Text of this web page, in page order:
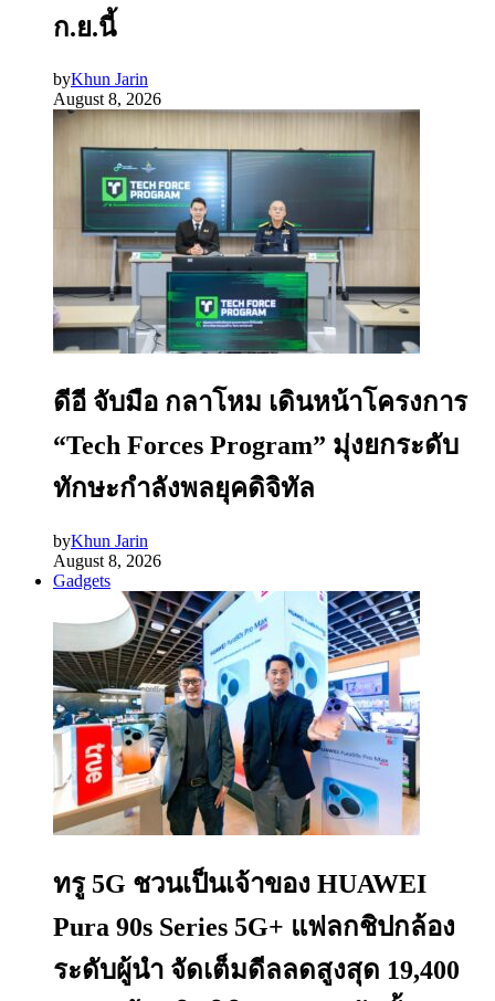
ก.ย.นี้
byKhun Jarin
August 8, 2026
ดีอี จับมือ กลาโหม เดินหน้าโครงการ
“Tech Forces Program” มุ่งยกระดับ
ทักษะกำลังพลยุคดิจิทัล
byKhun Jarin
August 8, 2026
Gadgets
ทรู 5G ชวนเป็นเจ้าของ HUAWEI
Pura 90s Series 5G+ แฟลกชิปกล้อง
ระดับผู้นำ จัดเต็มดีลลดสูงสุด 19,400